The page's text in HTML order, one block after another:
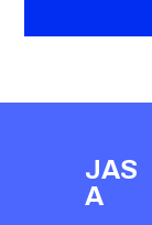
JAS
A